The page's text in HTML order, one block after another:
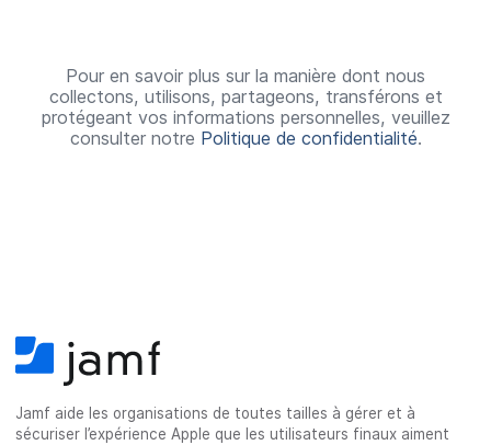
t
o
i
Pour en savoir plus sur la manière dont nous
collectons, utilisons, partageons, transférons et
protégeant vos informations personnelles, veuillez
consulter notre Politique de confidentialité.
Jamf aide les organisations de toutes tailles à gérer et à
sécuriser l’expérience Apple que les utilisateurs finaux aiment